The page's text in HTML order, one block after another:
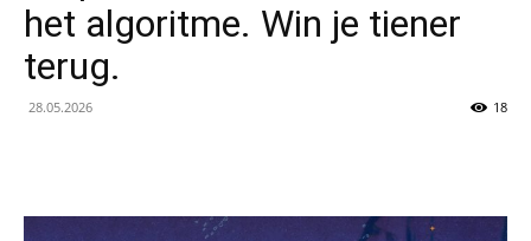
het algoritme. Win je tiener
terug.
28.05.2026 18